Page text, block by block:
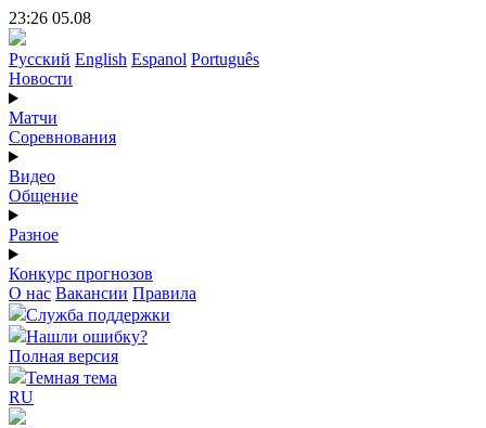
23:26 05.08
Русский English Espanol Português
Новости
Матчи
Соревнования
Видео
Общение
Разное
Конкурс прогнозов
О нас Вакансии Правила
Служба поддержки
Нашли ошибку?
Полная версия
Темная тема
RU